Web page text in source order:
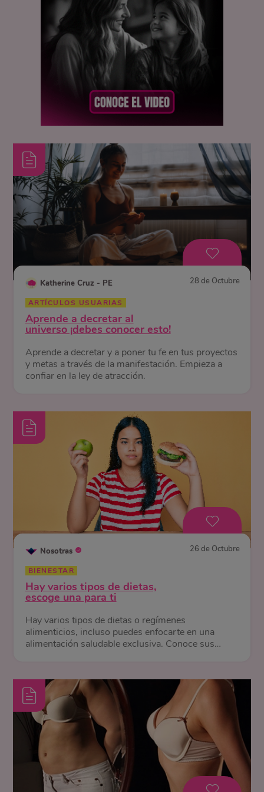
Katherine Cruz - PE 28 de Octubre
ARTÍCULOS USUARIAS
Aprende a decretar al
universo ¡debes conocer esto!
Aprende a decretar y a poner tu fe en tus proyectos
y metas a través de la manifestación. Empieza a
confiar en la ley de atracción.
Nosotras 26 de Octubre
BIENESTAR
Hay varios tipos de dietas,
escoge una para ti
Hay varios tipos de dietas o regímenes
alimenticios, incluso puedes enfocarte en una
alimentación saludable exclusiva. Conoce sus